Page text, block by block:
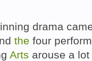
drama
the four
Arts arouse a lot